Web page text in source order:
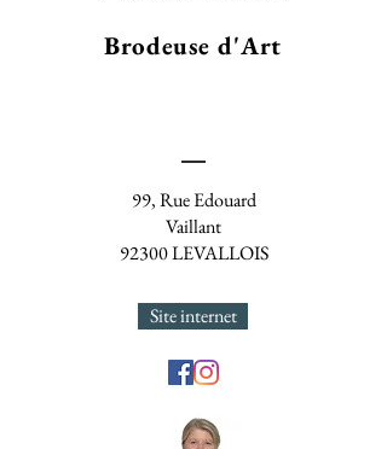
Brodeuse d'Art
99, Rue Edouard
Vaillant
92300 LEVALLOIS
Site internet